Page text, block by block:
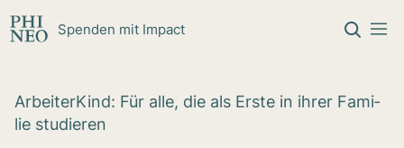
Spenden mit Impact
Arbei­ter­Kind: Für alle, die als Erste in ihrer Fami­
lie stu­die­ren